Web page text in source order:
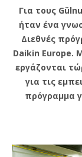
Για τους
ήταν ένα
Διεθνές
Daikin Europe.
εργάζονται
για τις
πρόγραμμα